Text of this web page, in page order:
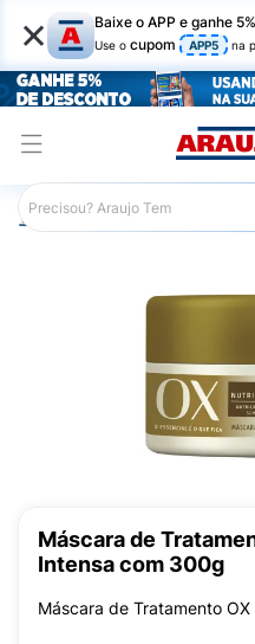
× Baixe o APP e ganhe
Use o cupom APP5 na
Araujo Cabelo
Máscara de
Intensa com 300g
Máscara de Tratamento